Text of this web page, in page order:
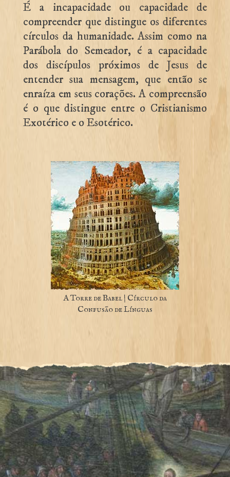
É a incapacidade ou capacidade de
compreender que distingue os diferentes
círculos da humanidade. Assim como na
Parábola do Semeador, é a capacidade
dos discípulos próximos de Jesus de
entender sua mensagem, que então se
enraíza em seus corações. A compreensão
é o que distingue entre o Cristianismo
Exotérico e o Esotérico.
A Torre de Babel | Círculo da
Confusão de Línguas